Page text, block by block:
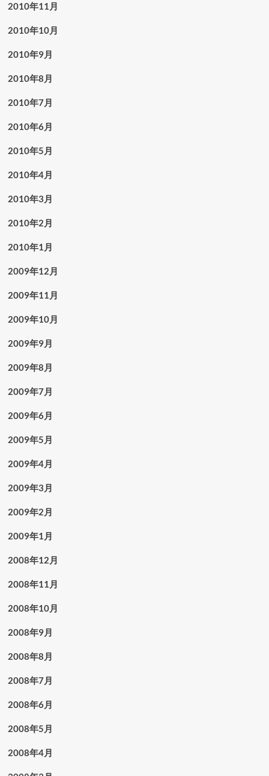
2010年11月
2010年10月
2010年9月
2010年8月
2010年7月
2010年6月
2010年5月
2010年4月
2010年3月
2010年2月
2010年1月
2009年12月
2009年11月
2009年10月
2009年9月
2009年8月
2009年7月
2009年6月
2009年5月
2009年4月
2009年3月
2009年2月
2009年1月
2008年12月
2008年11月
2008年10月
2008年9月
2008年8月
2008年7月
2008年6月
2008年5月
2008年4月